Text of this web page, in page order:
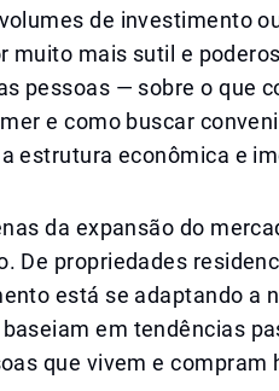
de investimento
muito mais sutil e
pessoas — sobre o que
e como buscar
estrutura econômica e
da expansão do
De propriedades
está se adaptando a
em tendências
que vivem e compram